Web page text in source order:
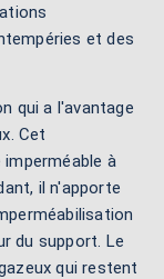
et des
qui a l'avantage
Cet
à
il n'apporte
du support. Le
qui restent